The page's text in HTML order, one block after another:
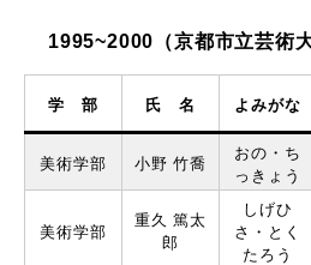
1995~2000（京都市立芸術大
学 部 氏 名 よみがな
美術学部 ⼩野 ⽵喬
おの・ち
っきょう
美術学部
重久 篤太
郎
しげひ
さ・とく
たろう